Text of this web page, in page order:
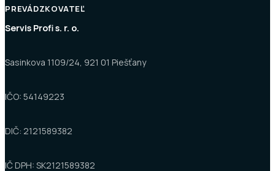
PREVÁDZKOVATEĽ
Servis Profi s. r. o.
Sasinkova 1109/24, 921 01 Piešťany
IČO: 54149223
DIČ: 2121589382
IČ DPH: SK2121589382